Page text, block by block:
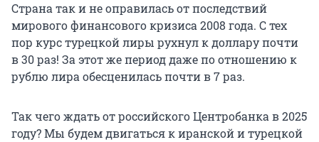
Страна так и не оправилась от последствий
мирового финансового кризиса 2008 года. С тех
пор курс турецкой лиры рухнул к доллару почти
в 30 раз! За этот же период даже по отношению к
рублю лира обесценилась почти в 7 раз.
Так чего ждать от российского Центробанка в 2025
году? Мы будем двигаться к иранской и турецкой